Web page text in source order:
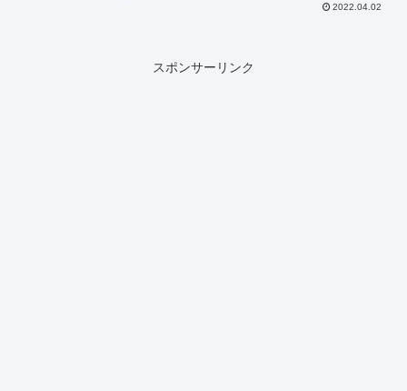
2022.04.02
スポンサーリンク